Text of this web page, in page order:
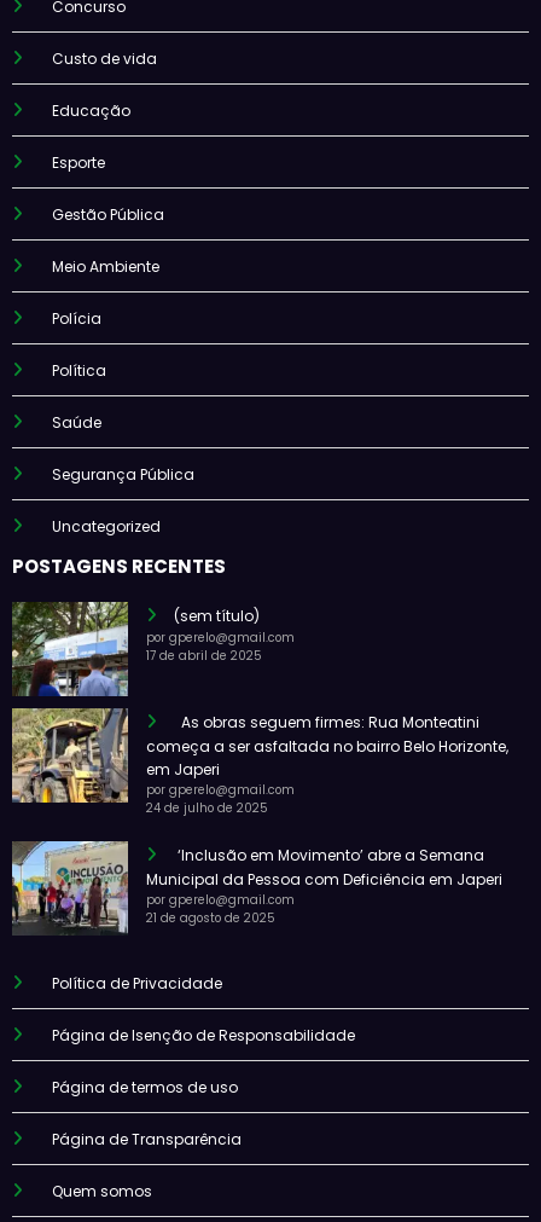
Concurso
Custo de vida
Educação
Esporte
Gestão Pública
Meio Ambiente
Polícia
Política
Saúde
Segurança Pública
Uncategorized
POSTAGENS RECENTES
(sem título)
por gperelo@gmail.com
17 de abril de 2025
As obras seguem firmes: Rua Monteatini
começa a ser asfaltada no bairro Belo Horizonte,
em Japeri
por gperelo@gmail.com
24 de julho de 2025
‘Inclusão em Movimento’ abre a Semana
Municipal da Pessoa com Deficiência em Japeri
por gperelo@gmail.com
21 de agosto de 2025
Política de Privacidade
Página de Isenção de Responsabilidade
Página de termos de uso
Página de Transparência
Quem somos